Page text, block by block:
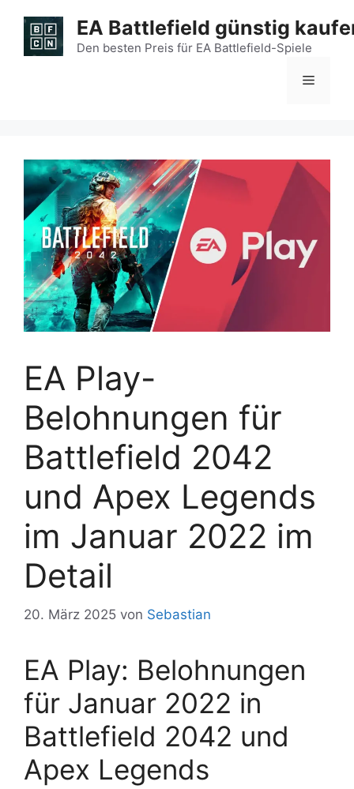
Inhalt
springen
EA Battlefield günstig
Den besten Preis für EA Battlefield-Spiele
Menü
EA Play-
Belohnungen für
Battlefield 2042
und Apex Legends
im Januar 2022 im
Detail
20. März 2025 von Sebastian
EA Play: Belohnungen
für Januar 2022 in
Battlefield 2042 und
Apex Legends